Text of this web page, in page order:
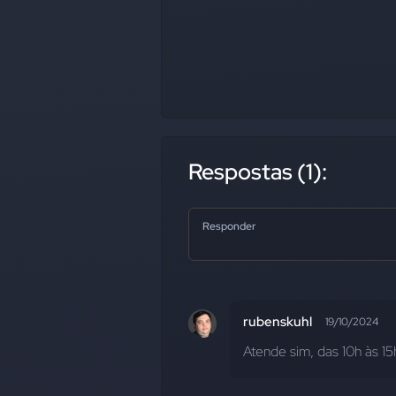
Respostas (1):
Responder
rubenskuhl 19/10/2024
Atende sim, das 10h às